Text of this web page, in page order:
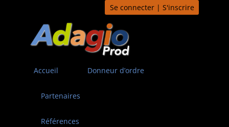
Se connecter | S'inscrire
Accueil
Partenaires
Références
Donneur d’ordre